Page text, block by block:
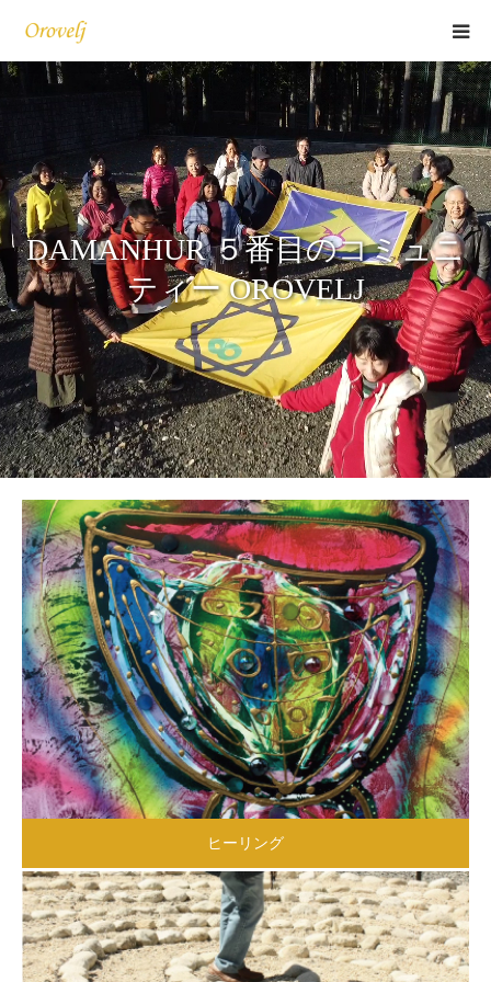
DAMANHUR ５番目のコミュニ
ティー OROVELJ
ヒーリング
私たちについて
ヒーリング
らせん
イベント情報
アクセス
お問い合わせ
ダマヌール日本